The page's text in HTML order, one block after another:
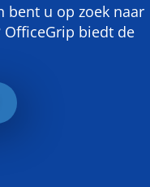
bent u op zoek naar
biedt de